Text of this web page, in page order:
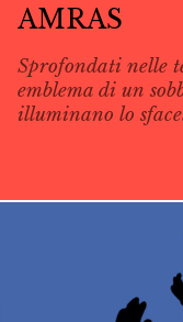
AMRAS
Sprofondati nelle
emblema di un
illuminano lo